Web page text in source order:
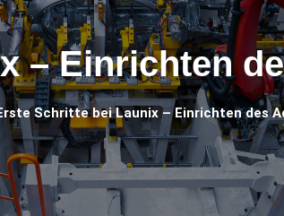
– Einrichten
Schritte bei Launix – Einrichten des